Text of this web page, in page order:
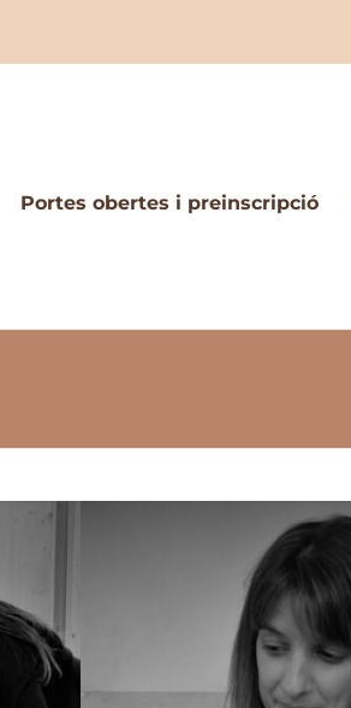
Portes obertes i preinscripció